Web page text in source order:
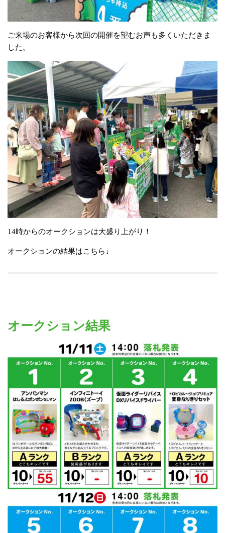
ご来場のお客様から次回の開催を望むお声も多くいただきま
した。
14時からのオークションは大盛り上がり！
オークションの結果はこちら↓
オークション結果